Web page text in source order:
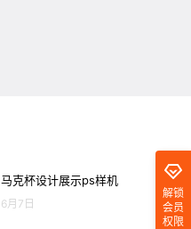
解锁
会员
权限
马克杯设计展示ps样机
6月7日